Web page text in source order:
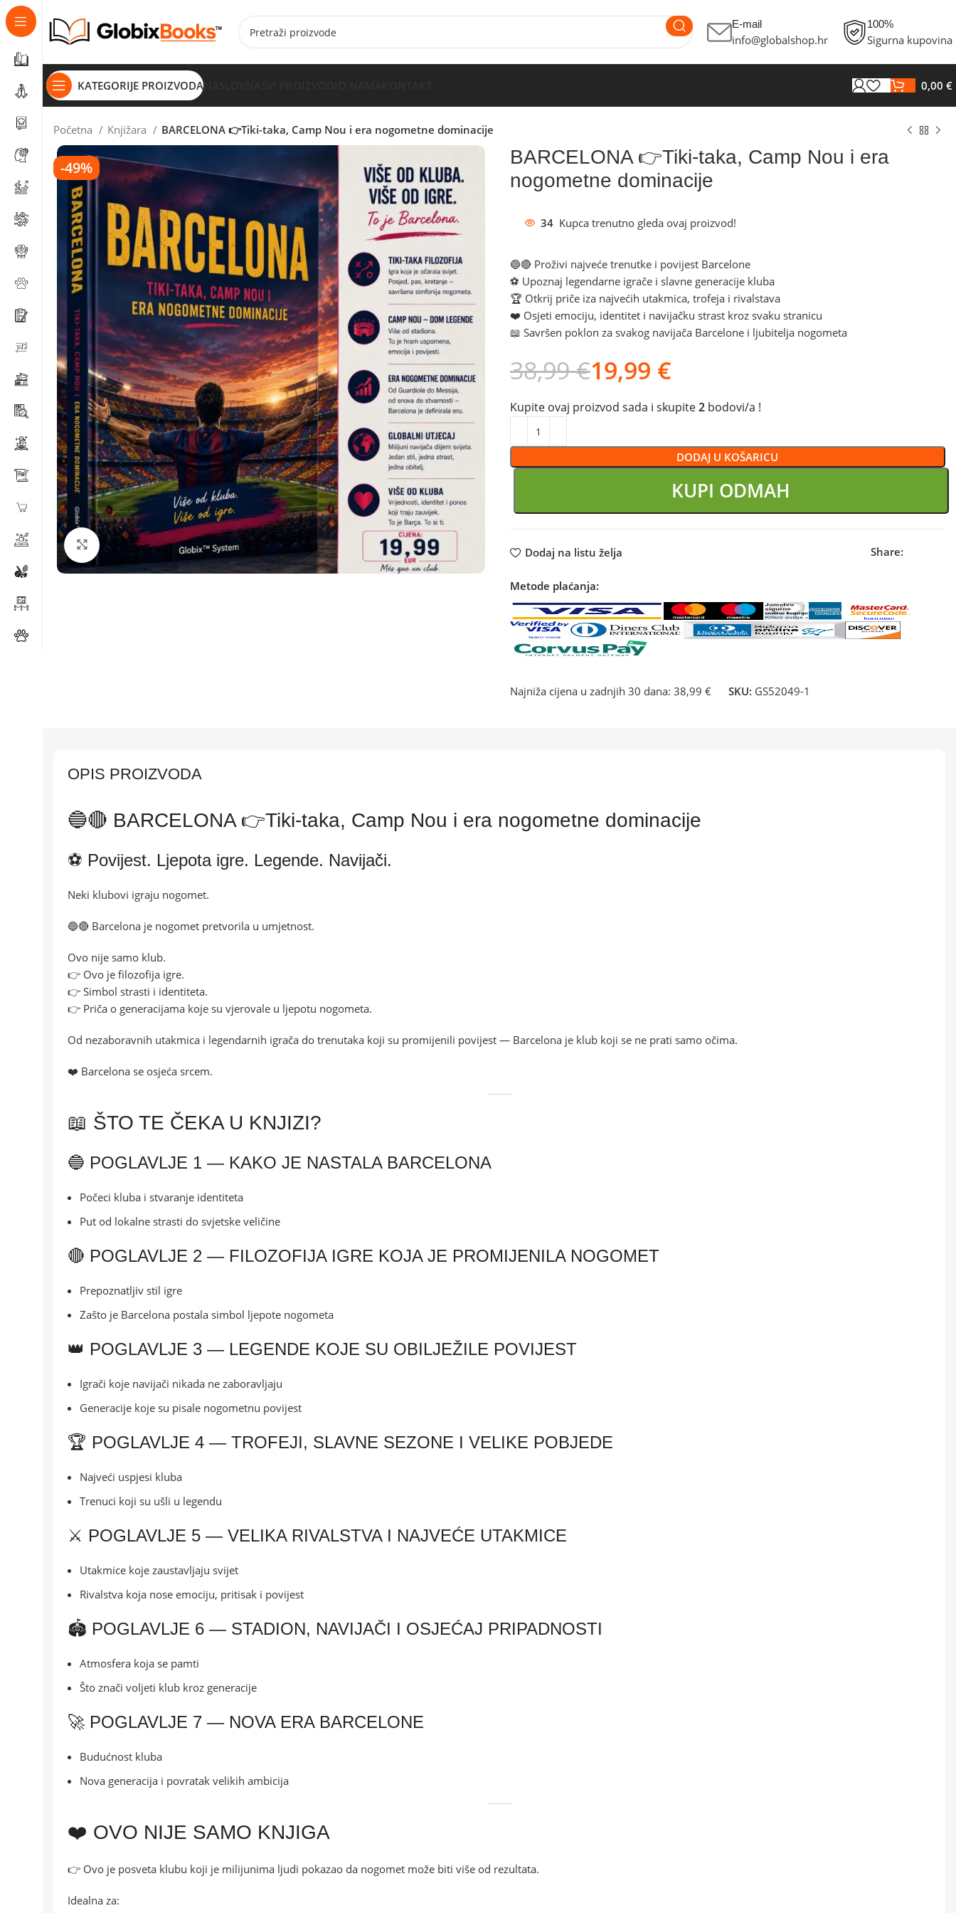
E-mail
info@globalshop.hr
100%
Sigurna kupovina
KATEGORIJE PROIZVODA 0,00 €
Početna Knjižara BARCELONA 👉Tiki-taka, Camp Nou i era nogometne dominacije
-49%
Klikni za povećanje
BARCELONA 👉Tiki-taka, Camp Nou i era
nogometne dominacije
34 Kupca trenutno gleda ovaj proizvod!
🔵🔴 Proživi najveće trenutke i povijest Barcelone
⚽ Upoznaj legendarne igrače i slavne generacije kluba
🏆 Otkrij priče iza najvećih utakmica, trofeja i rivalstava
❤️ Osjeti emociju, identitet i navijačku strast kroz svaku stranicu
📖 Savršen poklon za svakog navijača Barcelone i ljubitelja nogometa
38,99€19,99 €
Kupite ovaj proizvod sada i skupite2bodovi/a !
DODAJ U KOŠARICU
KUPI ODMAH
Dodaj na listu želja Share:
Metode plaćanja:
Najniža cijena u zadnjih 30 dana: 38,99 € SKU: GS52049-1
OPIS PROIZVODA
🔵🔴 BARCELONA 👉Tiki-taka, Camp Nou i era nogometne dominacije
⚽ Povijest. Ljepota igre. Legende. Navijači.
Neki klubovi igraju nogomet.
🔵🔴 Barcelona je nogomet pretvorila u umjetnost.
Ovo nije samo klub.
👉 Ovo je filozofija igre.
👉 Simbol strasti i identiteta.
👉 Priča o generacijama koje su vjerovale u ljepotu nogometa.
Od nezaboravnih utakmica i legendarnih igrača do trenutaka koji su promijenili povijest — Barcelona je klub koji se ne prati samo očima.
❤️ Barcelona se osjeća srcem.
📖 ŠTO TE ČEKA U KNJIZI?
🔵 POGLAVLJE 1 — KAKO JE NASTALA BARCELONA
Počeci kluba i stvaranje identiteta
Put od lokalne strasti do svjetske veličine
🔴 POGLAVLJE 2 — FILOZOFIJA IGRE KOJA JE PROMIJENILA NOGOMET
Prepoznatljiv stil igre
Zašto je Barcelona postala simbol ljepote nogometa
👑 POGLAVLJE 3 — LEGENDE KOJE SU OBILJEŽILE POVIJEST
Igrači koje navijači nikada ne zaboravljaju
Generacije koje su pisale nogometnu povijest
🏆 POGLAVLJE 4 — TROFEJI, SLAVNE SEZONE I VELIKE POBJEDE
Najveći uspjesi kluba
Trenuci koji su ušli u legendu
⚔️ POGLAVLJE 5 — VELIKA RIVALSTVA I NAJVEĆE UTAKMICE
Utakmice koje zaustavljaju svijet
Rivalstva koja nose emociju, pritisak i povijest
🏟️ POGLAVLJE 6 — STADION, NAVIJAČI I OSJEĆAJ PRIPADNOSTI
Atmosfera koja se pamti
Što znači voljeti klub kroz generacije
🚀 POGLAVLJE 7 — NOVA ERA BARCELONE
Budućnost kluba
Nova generacija i povratak velikih ambicija
❤️ OVO NIJE SAMO KNJIGA
👉 Ovo je posveta klubu koji je milijunima ljudi pokazao da nogomet može biti više od rezultata.
Idealna za: